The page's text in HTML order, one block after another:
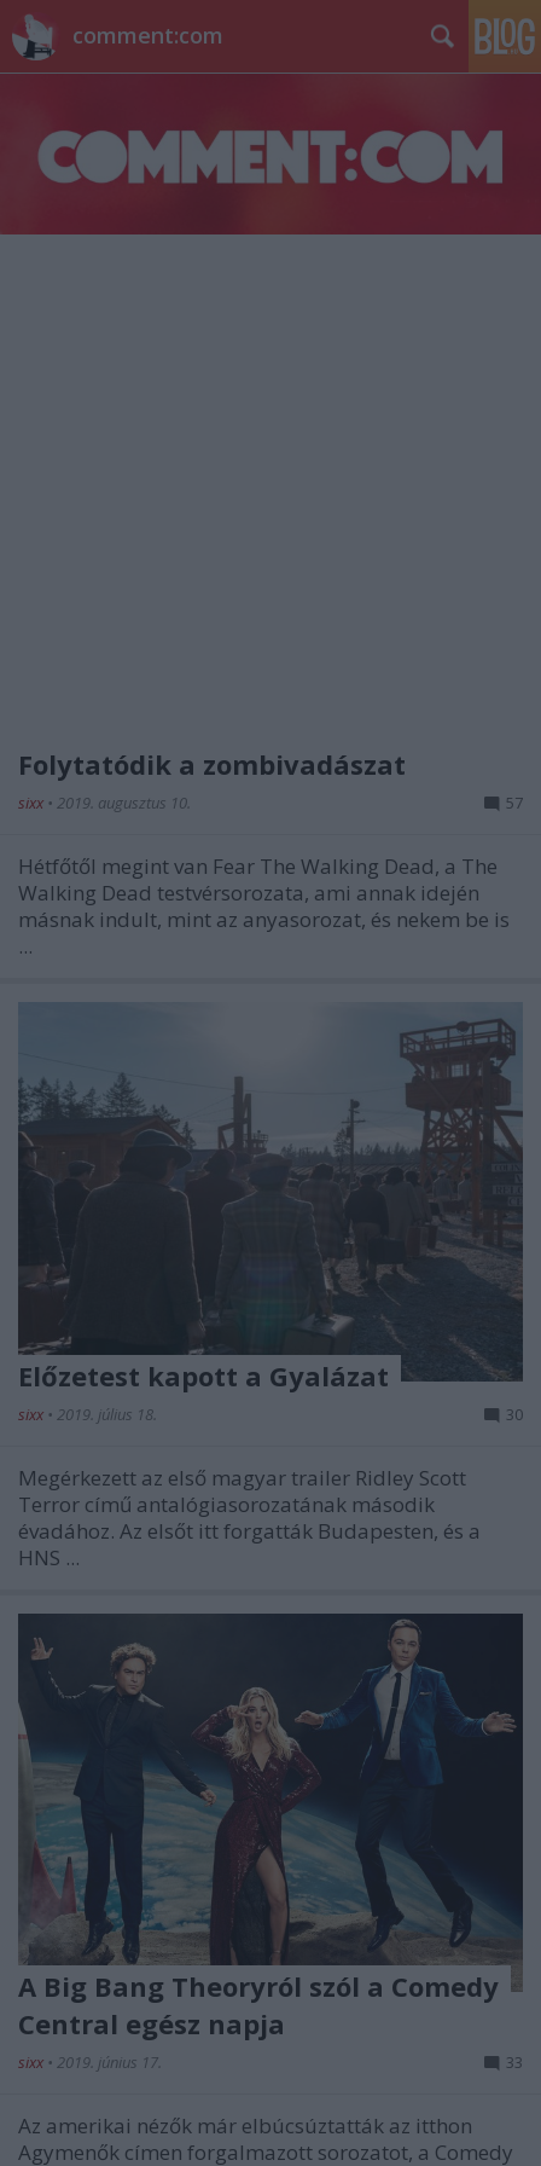
comment:com
Folytatódik a zombivadászat
sixx • 2019. augusztus 10. 57
Hétfőtől megint van Fear The Walking Dead, a The
Walking Dead testvérsorozata, ami annak idején
másnak indult, mint az anyasorozat, és nekem be is
...
Előzetest kapott a Gyalázat
sixx • 2019. július 18. 30
Megérkezett az első magyar trailer Ridley Scott
Terror című antalógiasorozatának második
évadához. Az elsőt itt forgatták Budapesten, és a
HNS ...
A Big Bang Theoryról szól a Comedy
Central egész napja
sixx • 2019. június 17. 33
Az amerikai nézők már elbúcsúztatták az itthon
Agymenők címen forgalmazott sorozatot, a Comedy